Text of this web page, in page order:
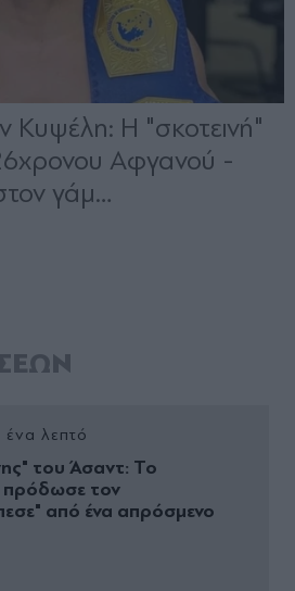
ένα λεπτό
του Άσαντ: Το
πρόδωσε τον
από ένα απρόσμενο